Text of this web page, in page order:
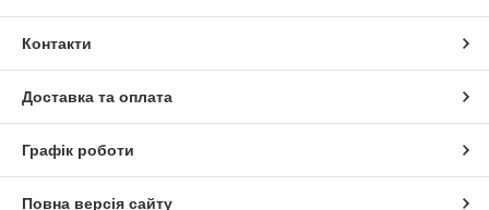
Контакти
Доставка та оплата
Графік роботи
Повна версія сайту